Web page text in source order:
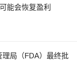
能会恢复盈利
理局（FDA）最终批